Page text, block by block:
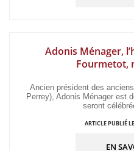
Adonis Ménager,
Fourmetot,
Ancien président des
Perrey), Adonis Ménager est
seront
ARTICLE PUBLIÉ
EN